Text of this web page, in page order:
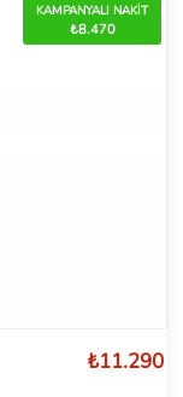
KAMPANYALI NAKİT
₺8.470
₺11.290